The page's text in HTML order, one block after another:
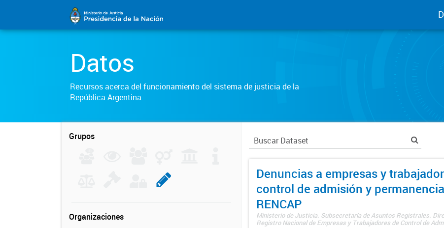
Datos
Recursos acerca del funcionamiento del sistema de justicia de la
República Argentina.
Grupos
Organizaciones
Denuncias a empresas y
control de admisión y
RENCAP
Ministerio de Justicia. Subsecretaría de Asuntos Registrales.
Registro Nacional de Empresas y Trabajadores de Control de